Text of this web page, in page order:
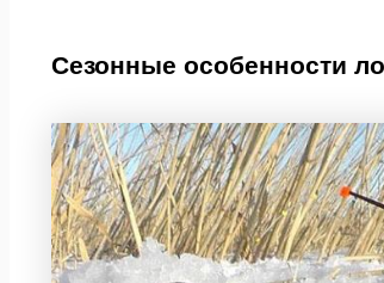
Сезонные особенности